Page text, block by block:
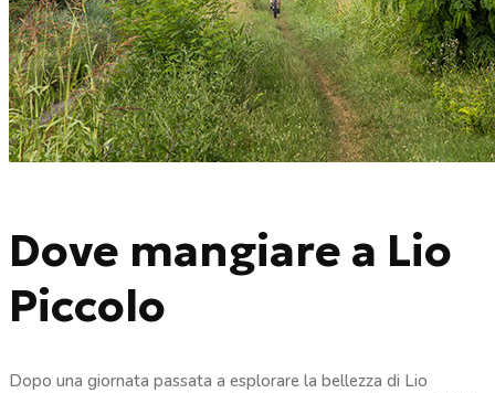
Dove mangiare a Lio
Piccolo
Dopo una giornata passata a esplorare la bellezza di Lio